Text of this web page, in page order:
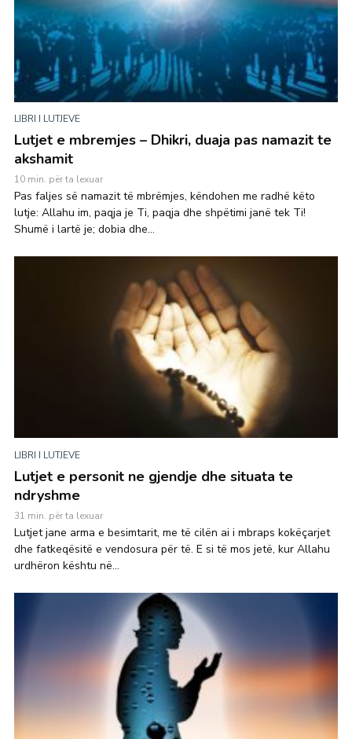
LIBRI I LUTJEVE
Lutjet e mbremjes – Dhikri, duaja pas namazit te
akshamit
10 min. për ta lexuar
Pas faljes së namazit të mbrëmjes, këndohen me radhë këto
lutje: Allahu im, paqja je Ti, paqja dhe shpëtimi janë tek Ti!
Shumë i lartë je; dobia dhe...
LIBRI I LUTJEVE
Lutjet e personit ne gjendje dhe situata te
ndryshme
31 min. për ta lexuar
Lutjet jane arma e besimtarit, me të cilën ai i mbraps kokëçarjet
dhe fatkeqësitë e vendosura për të. E si të mos jetë, kur Allahu
urdhëron kështu në...